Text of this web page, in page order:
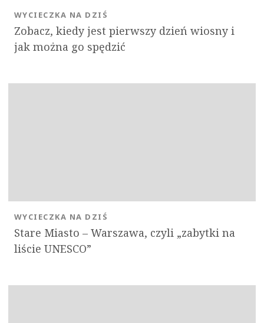
Zobacz, kiedy jest pierwszy dzień wiosny i
jak można go spędzić
WYCIECZKA NA DZIŚ
Stare Miasto – Warszawa, czyli „zabytki na
liście UNESCO”
WYCIECZKA NA DZIŚ